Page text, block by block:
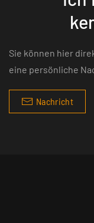
Sie können hier
eine persönliche
Nachricht